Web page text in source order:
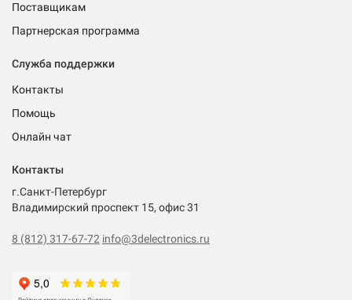
Поставщикам
Партнерская программа
Служба поддержки
Контакты
Помощь
Онлайн чат
Контакты
г.Санкт-Петербург
Владимирский проспект 15, офис 31
8 (812) 317-67-72 info@3delectronics.ru